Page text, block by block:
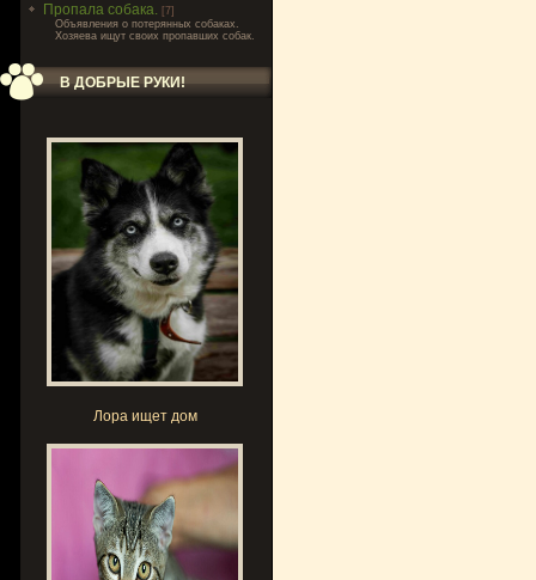
Пропала собака. [7]
Объявления о потерянных собаках.
Хозяева ищут своих пропавших собак.
В ДОБРЫЕ РУКИ!
Лора ищет дом